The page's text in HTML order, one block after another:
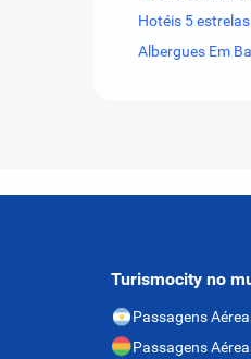
Hotéis 5
Albergues Em
Turismocity no